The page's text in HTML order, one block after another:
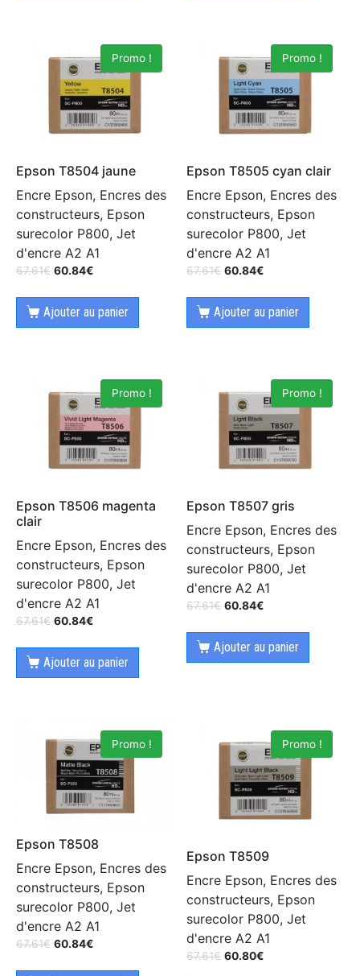
Promo !
Epson T8504 jaune
Encre Epson, Encres des
constructeurs, Epson
surecolor P800, Jet
d'encre A2 A1
67.61€ 60.84€
Ajouter au panier
Promo !
Epson T8505 cyan clair
Encre Epson, Encres des
constructeurs, Epson
surecolor P800, Jet
d'encre A2 A1
67.61€ 60.84€
Ajouter au panier
Promo !
Epson T8506 magenta
clair
Encre Epson, Encres des
constructeurs, Epson
surecolor P800, Jet
d'encre A2 A1
67.61€ 60.84€
Ajouter au panier
Promo !
Epson T8507 gris
Encre Epson, Encres des
constructeurs, Epson
surecolor P800, Jet
d'encre A2 A1
67.61€ 60.84€
Ajouter au panier
Promo !
Epson T8508
Encre Epson, Encres des
constructeurs, Epson
surecolor P800, Jet
d'encre A2 A1
67.61€ 60.84€
Promo !
Epson T8509
Encre Epson, Encres des
constructeurs, Epson
surecolor P800, Jet
d'encre A2 A1
67.61€ 60.80€